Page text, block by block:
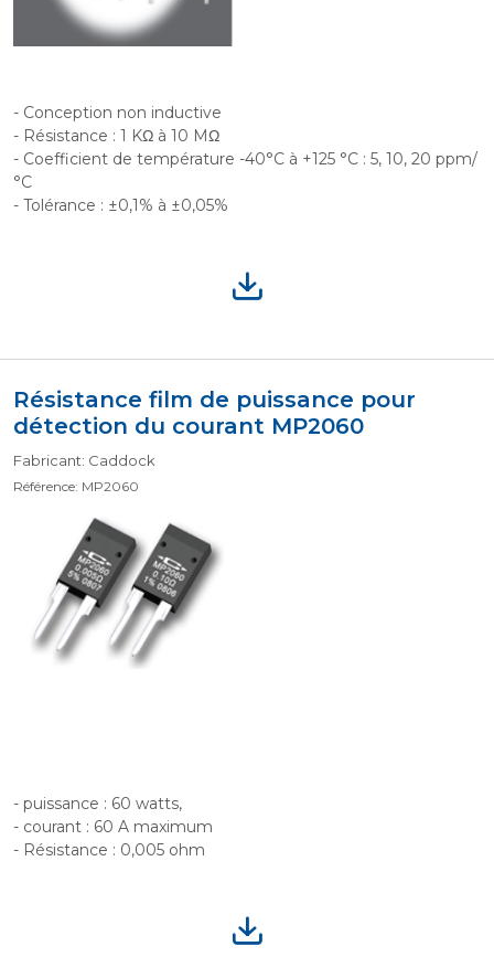
- Conception non inductive
- Résistance : 1 KΩ à 10 MΩ
- Coefficient de température -40°C à +125 °C : 5, 10, 20 ppm/
°C
- Tolérance : ±0,1% à ±0,05%
Résistance film de puissance pour
détection du courant MP2060
Fabricant: Caddock
Référence: MP2060
- puissance : 60 watts,
- courant : 60 A maximum
- Résistance : 0,005 ohm